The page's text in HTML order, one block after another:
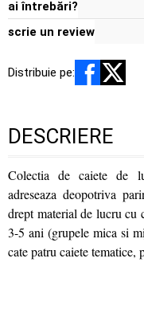
ai întrebări?
scrie un review
Distribuie pe:
DESCRIERE
Colectia de caiete de
adreseaza deopotriva
drept material de lucru cu
3-5 ani (grupele mica si
cate patru caiete